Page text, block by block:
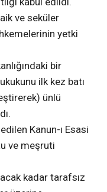
ve seküler
yetki
bir
ilk kez batı
ünlü
Kanun-ı Esasi
ve meşruti
kadar tarafsız